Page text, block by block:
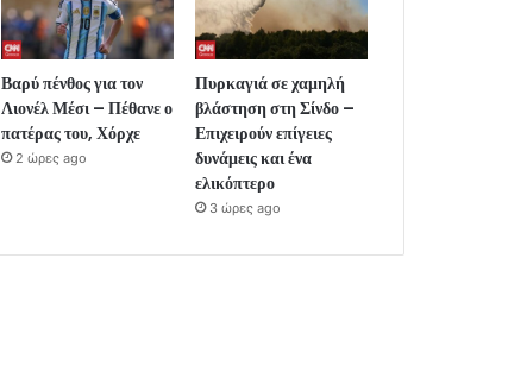
Βαρύ πένθος για τον
Λιονέλ Μέσι – Πέθανε ο
πατέρας του, Χόρχε
2 ώρες ago
Πυρκαγιά σε χαμηλή
βλάστηση στη Σίνδο –
Επιχειρούν επίγειες
δυνάμεις και ένα
ελικόπτερο
3 ώρες ago